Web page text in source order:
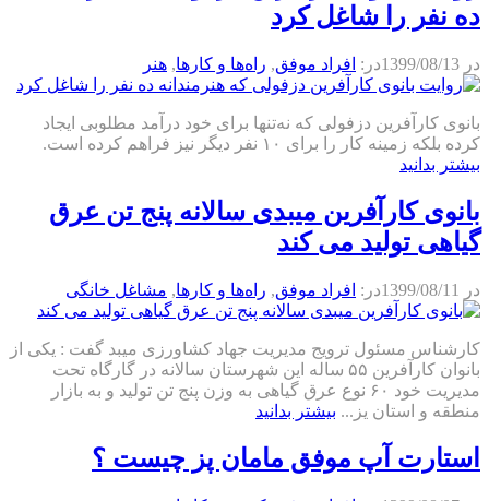
ده نفر را شاغل کرد
در 1399/08/13در: افراد موفق, راه‌ها و كارها, هنر
بانوی کارآفرین دزفولی که نه‌تنها برای خود درآمد مطلوبی ایجاد
کرده بلکه زمینه کار را برای ۱۰ نفر دیگر نیز فراهم کرده است.
بیشتر بدانید
بانوی کارآفرین میبدی سالانه پنج تن عرق
گیاهی تولید می کند
در 1399/08/11در: افراد موفق, راه‌ها و كارها, مشاغل خانگی
کارشناس مسئول ترویج مدیریت جهاد کشاورزی میبد گفت : یکی از
بانوان کارآفرین ۵۵ ساله این شهرستان سالانه در گارگاه تحت
مدیریت خود ۶۰ نوع عرق گیاهی به وزن پنج تن تولید و به بازار
منطقه و استان یز... بیشتر بدانید
استارت آپ موفق مامان پز چیست ؟